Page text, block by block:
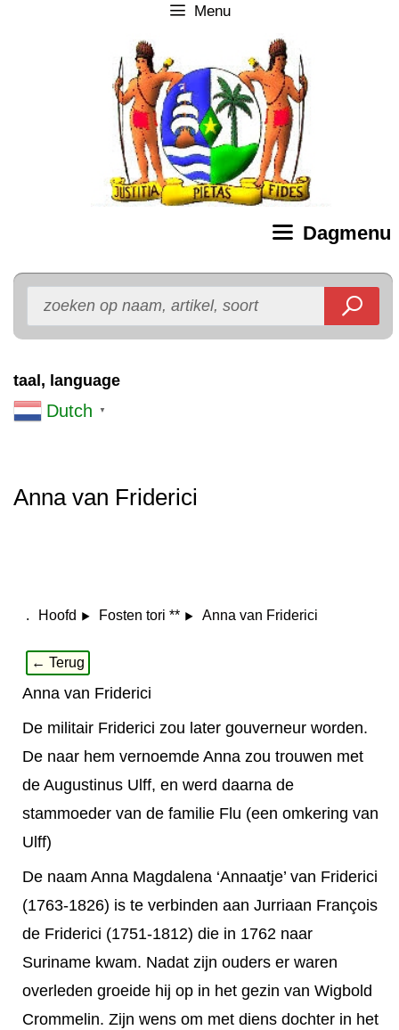
Menu
Dagmenu
taal, language
Dutch ▼
Anna van Friderici
. Hoofd Fosten tori ** Anna van Friderici
← Terug
Anna van Friderici
De militair Friderici zou later gouverneur worden.
De naar hem vernoemde Anna zou trouwen met
de Augustinus Ulff, en werd daarna de
stammoeder van de familie Flu (een omkering van
Ulff)
De naam Anna Magdalena ‘Annaatje’ van Friderici
(1763-1826) is te verbinden aan Jurriaan François
de Friderici (1751-1812) die in 1762 naar
Suriname kwam. Nadat zijn ouders er waren
overleden groeide hij op in het gezin van Wigbold
Crommelin. Zijn wens om met diens dochter in het